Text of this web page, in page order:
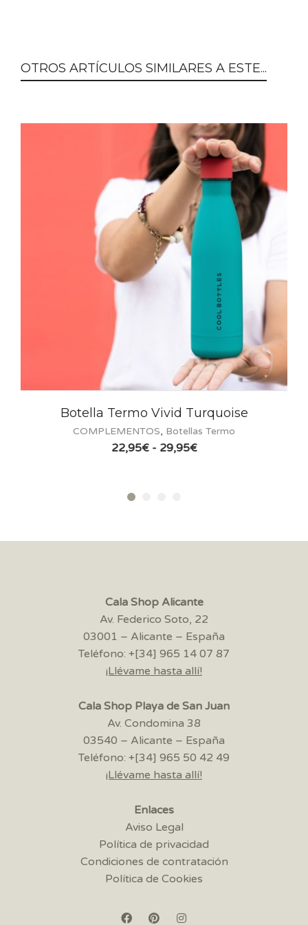
OTROS ARTÍCULOS SIMILARES A ESTE...
Botella Termo Vivid Turquoise
COMPLEMENTOS,Botellas Termo
22,95€ - 29,95€Rango
Cala Shop Alicante
Av. Federico Soto, 22
03001 – Alicante – España
Teléfono: +[34] 965 14 07 87
¡Llévame hasta allí!
Cala Shop Playa de San Juan
Av. Condomina 38
03540 – Alicante – España
Teléfono: +[34] 965 50 42 49
¡Llévame hasta allí!
Enlaces
Aviso Legal
Política de privacidad
Condiciones de contratación
Política de Cookies